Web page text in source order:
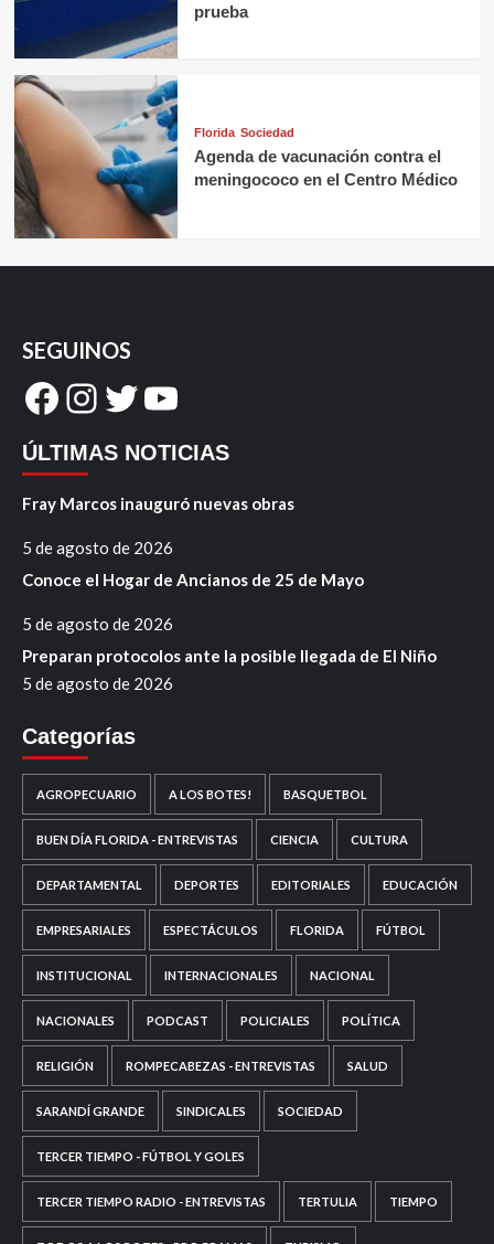
prueba
Florida Sociedad
Agenda de vacunación contra el
meningococo en el Centro Médico
SEGUINOS
Facebook
Instagram
Twitter
YouTube
ÚLTIMAS NOTICIAS
Fray Marcos inauguró nuevas obras
5 de agosto de 2026
Conoce el Hogar de Ancianos de 25 de Mayo
5 de agosto de 2026
Preparan protocolos ante la posible llegada de El Niño
5 de agosto de 2026
Categorías
AGROPECUARIO A LOS BOTES! BASQUETBOL
BUEN DÍA FLORIDA - ENTREVISTAS CIENCIA CULTURA
DEPARTAMENTAL DEPORTES EDITORIALES EDUCACIÓN
EMPRESARIALES ESPECTÁCULOS FLORIDA FÚTBOL
INSTITUCIONAL INTERNACIONALES NACIONAL
NACIONALES PODCAST POLICIALES POLÍTICA
RELIGIÓN ROMPECABEZAS - ENTREVISTAS SALUD
SARANDÍ GRANDE SINDICALES SOCIEDAD
TERCER TIEMPO - FÚTBOL Y GOLES
TERCER TIEMPO RADIO - ENTREVISTAS TERTULIA TIEMPO